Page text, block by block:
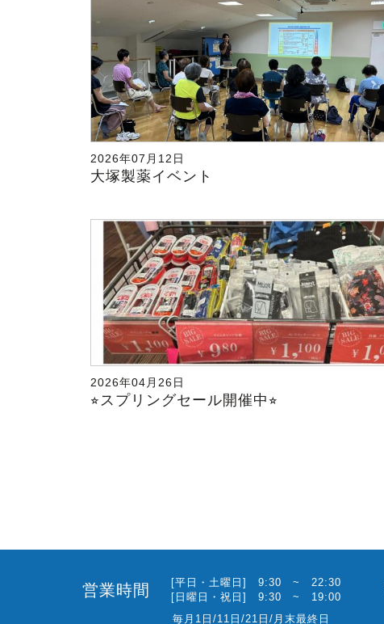
2026年07月12日
大塚製薬イベント
2026年04月26日
⭐︎スプリングセール開催中⭐︎
営業時間
[平日・土曜日] 9:30 ~ 22:30
[日曜日・祝日] 9:30 ~ 19:00
毎月1日/11日/21日/月末最終日